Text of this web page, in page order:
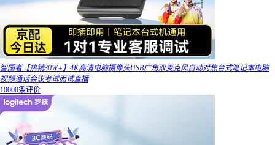
智国者【热销30W+】4K高清电脑摄像头USB广角双麦克风自动对焦台式笔记本电脑
视频通话会议考试面试直播
10000条评价